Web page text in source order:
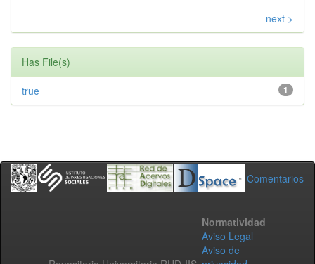
next >
Has File(s)
1
true
Comentarios
Normatividad
Aviso Legal
Aviso de